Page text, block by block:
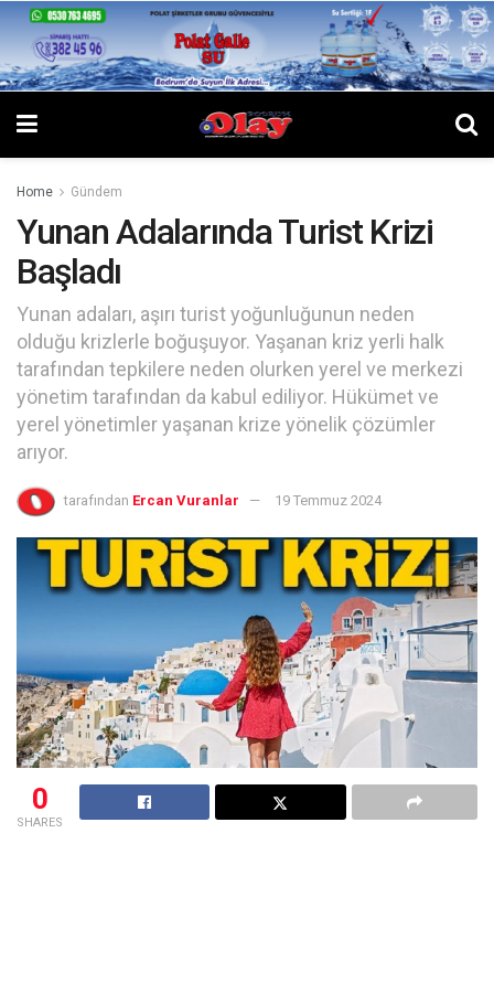
Home Gündem
Yunan Adalarında Turist Krizi
Başladı
Yunan adaları, aşırı turist yoğunluğunun neden
olduğu krizlerle boğuşuyor. Yaşanan kriz yerli halk
tarafından tepkilere neden olurken yerel ve merkezi
yönetim tarafından da kabul ediliyor. Hükümet ve
yerel yönetimler yaşanan krize yönelik çözümler
arıyor.
tarafından Ercan Vuranlar 19 Temmuz 2024
0
SHARES